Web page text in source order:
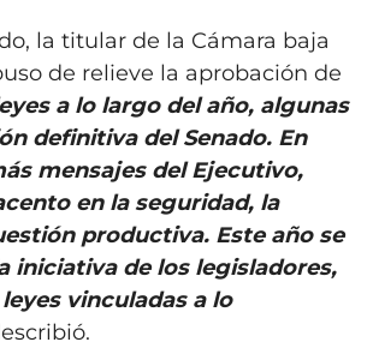
la titular de la Cámara baja
de relieve la aprobación de
a lo largo del año, algunas
definitiva del Senado. En
mensajes del Ejecutivo,
en la seguridad, la
productiva. Este año se
iniciativa de los legisladores,
vinculadas a lo